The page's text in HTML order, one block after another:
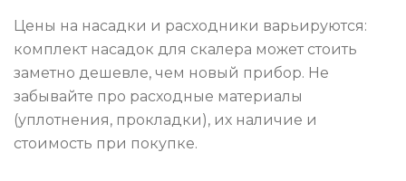
Цены на насадки и расходники варьируются:
комплект насадок для скалера может стоить
заметно дешевле, чем новый прибор. Не
забывайте про расходные материалы
(уплотнения, прокладки), их наличие и
стоимость при покупке.